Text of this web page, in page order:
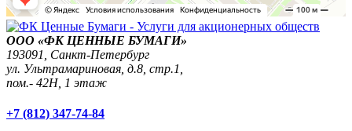
ООО «ФК ЦЕННЫЕ БУМАГИ»
193091, Санкт-Петербург
ул. Ультрамариновая, д.8, стр.1,
пом.- 42Н, 1 этаж
+7 (812) 347-74-84